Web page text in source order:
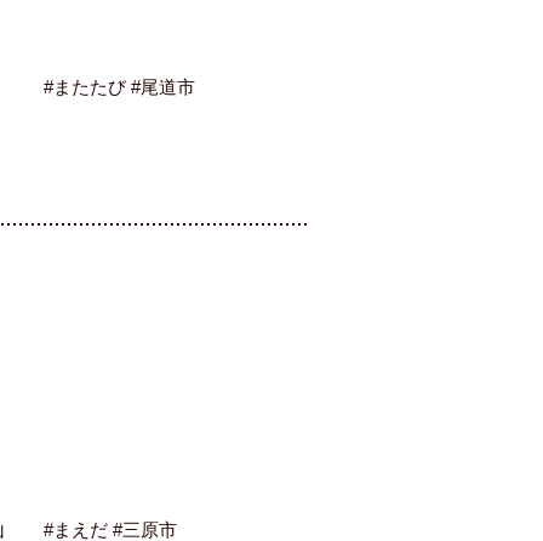
#またたび #尾道市
#まえだ #三原市